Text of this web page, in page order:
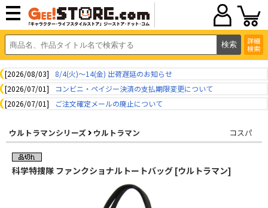
詳細
検索
[2026/08/03]
8/4(火)～14(金) 出荷遅延のお知らせ
[2026/07/01]
コンビニ・ペイジー決済の支払期限変更について
[2026/07/01]
ご注文確定メールの廃止について
ウルトラマンシリーズ ウルトラマン コスパ
科学特捜隊 ファンクショナルトートバッグ [ウルトラマン]